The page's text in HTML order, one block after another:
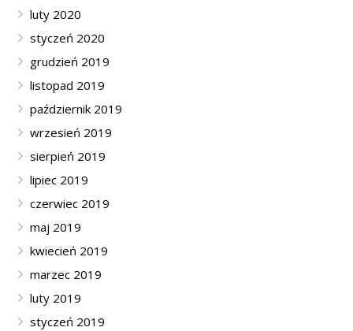
luty 2020
styczeń 2020
grudzień 2019
listopad 2019
październik 2019
wrzesień 2019
sierpień 2019
lipiec 2019
czerwiec 2019
maj 2019
kwiecień 2019
marzec 2019
luty 2019
styczeń 2019